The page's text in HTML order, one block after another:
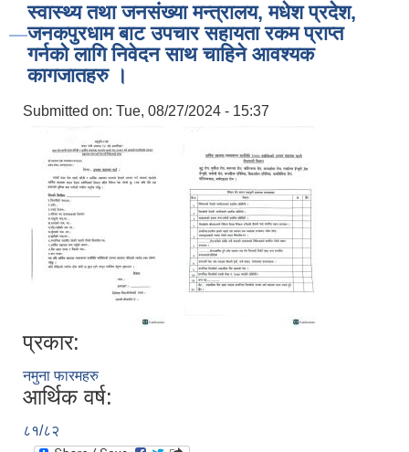
स्वास्थ्य तथा जनसंख्या मन्त्रालय, मधेश प्रदेश,
जनकपुरधाम बाट उपचार सहायता रकम प्राप्त
गर्नको लागि निवेदन साथ चाहिने आवश्यक
कागजातहरु ।
Submitted on: Tue, 08/27/2024 - 15:37
प्रकार:
नमुना फारमहरु
आर्थिक वर्ष:
८१/८२